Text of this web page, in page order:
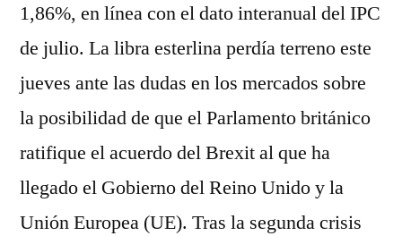
1,86%, en línea con el dato interanual del IPC
de julio. La libra esterlina perdía terreno este
jueves ante las dudas en los mercados sobre
la posibilidad de que el Parlamento británico
ratifique el acuerdo del Brexit al que ha
llegado el Gobierno del Reino Unido y la
Unión Europea (UE). Tras la segunda crisis